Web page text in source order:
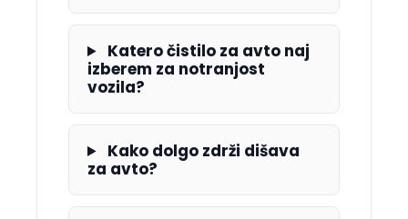
Katero čistilo za avto naj
izberem za notranjost
vozila?
Kako dolgo zdrži dišava
za avto?